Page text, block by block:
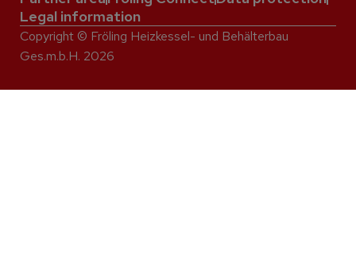
Legal information
Copyright © Fröling Heizkessel- und Behälterbau
Ges.m.b.H. 2026